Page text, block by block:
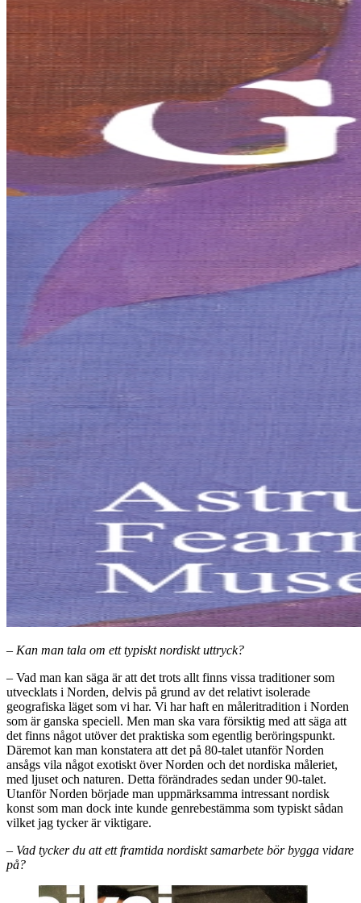
– Kan man tala om ett typiskt nordiskt uttryck?
– Vad man kan säga är att det trots allt finns vissa traditioner som
utvecklats i Norden, delvis på grund av det relativt isolerade
geografiska läget som vi har. Vi har haft en måleritradition i Norden
som är ganska speciell. Men man ska vara försiktig med att säga att
det finns något utöver det praktiska som egentlig beröringspunkt.
Däremot kan man konstatera att det på 80-talet utanför Norden
ansågs vila något exotiskt över Norden och det nordiska måleriet,
med ljuset och naturen. Detta förändrades sedan under 90-talet.
Utanför Norden började man uppmärksamma intressant nordisk
konst som man dock inte kunde genrebestämma som typiskt sådan
vilket jag tycker är viktigare.
– Vad tycker du att ett framtida nordiskt samarbete bör bygga vidare
på?